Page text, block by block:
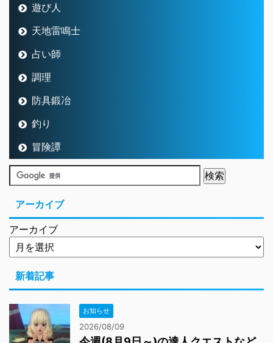
遊び人
天地雷鳴士
占い師
調理
防具鍛冶
釣り
冒険譚
アーカイブ
アーカイブ
新着記事
お知らせ
2026/08/09